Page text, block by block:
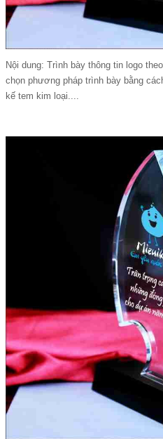
Nội dung: Trình bày thông tin logo
chọn phương pháp trình bày bằng
kế tem kim loại....